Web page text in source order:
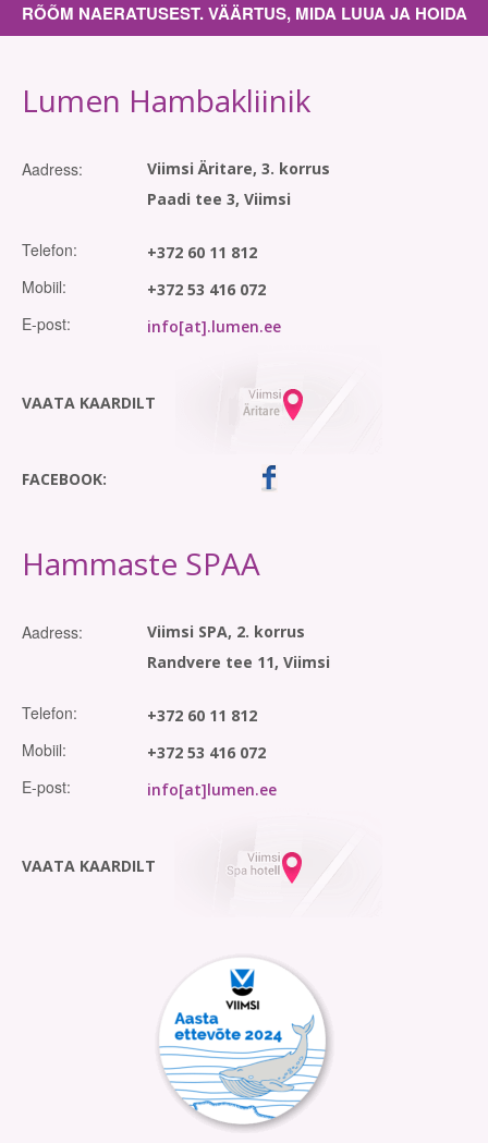
RÕÕM NAERATUSEST. VÄÄRTUS, MIDA LUUA JA HOIDA
Lumen Hambakliinik
Aadress:
Viimsi Äritare, 3. korrus
Paadi tee 3, Viimsi
Telefon: +372 60 11 812
Mobiil: +372 53 416 072
E-post: info[at].lumen.ee
VAATA KAARDILT
FACEBOOK:
Hammaste SPAA
Aadress:
Viimsi SPA, 2. korrus
Randvere tee 11, Viimsi
Telefon: +372 60 11 812
Mobiil: +372 53 416 072
E-post: info[at]lumen.ee
VAATA KAARDILT